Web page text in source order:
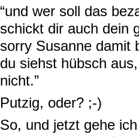
“und wer soll das
schickt dir auch dein
sorry Susanne damit
du siehst hübsch
nicht.”
Putzig, oder? ;-)
So, und jetzt gehe